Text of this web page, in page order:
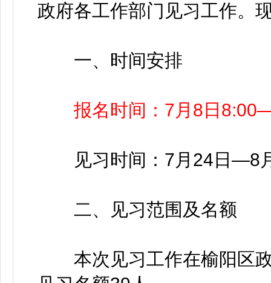
政府各工作部门见习工作。
一、时间安排
报名时间：7月8日
见习时间：7月24日—8
二、见习范围及名额
本次见习工作在榆阳区政